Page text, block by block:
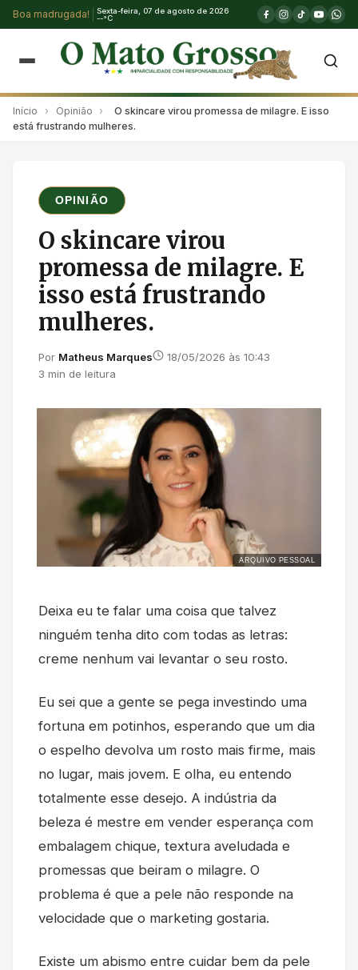
Boa madrugada!
Sexta-feira, 07 de agosto de 2026
--°C
Início › Opinião ›
O skincare virou promessa de milagre. E isso
está frustrando mulheres.
OPINIÃO
O skincare virou
promessa de milagre. E
isso está frustrando
mulheres.
Por Matheus Marques
18/05/2026 às 10:43
3 min de leitura
ARQUIVO PESSOAL
Deixa eu te falar uma coisa que talvez
ninguém tenha dito com todas as letras:
creme nenhum vai levantar o seu rosto.
Eu sei que a gente se pega investindo uma
fortuna em potinhos, esperando que um dia
o espelho devolva um rosto mais firme, mais
no lugar, mais jovem. E olha, eu entendo
totalmente esse desejo. A indústria da
beleza é mestre em vender esperança com
embalagem chique, textura aveludada e
promessas que beiram o milagre. O
problema é que a pele não responde na
velocidade que o marketing gostaria.
Existe um abismo entre cuidar bem da pele